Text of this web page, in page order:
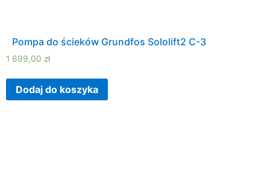
Pompa do ścieków Grundfos Sololift2 C-3
1 699,00 zł
Dodaj do koszyka